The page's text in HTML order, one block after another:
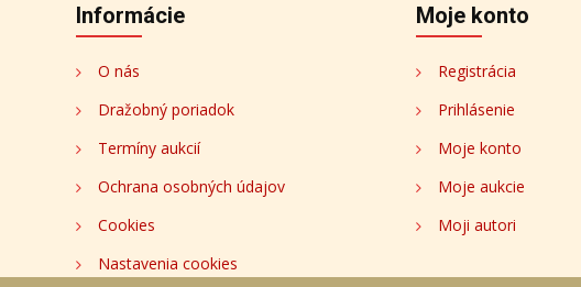
Informácie
O nás
Dražobný poriadok
Termíny aukcií
Ochrana osobných údajov
Cookies
Nastavenia cookies
Moje konto
Registrácia
Prihlásenie
Moje konto
Moje aukcie
Moji autori